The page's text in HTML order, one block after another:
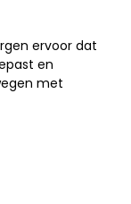
ervoor dat
en
met